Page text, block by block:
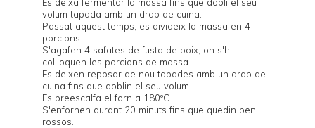
volum tapada amb un drap de cuina.
Passat aquest temps, es divideix la massa en 4
porcions.
S'agafen 4 safates de fusta de boix, on s'hi
col·loquen les porcions de massa.
Es deixen reposar de nou tapades amb un drap de
cuina fins que doblin el seu volum.
Es preescalfa el forn a 180ºC.
S'enfornen durant 20 minuts fins que quedin ben
rossos.